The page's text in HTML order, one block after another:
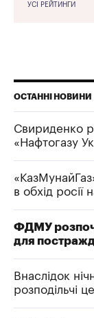
УСІ РЕЙТИНГИ
ОСТАННІ НОВИНИ
Свириденко
«Нафтогазу
в обхід росії
ФДМУ
для
Внаслідок
розподільчі